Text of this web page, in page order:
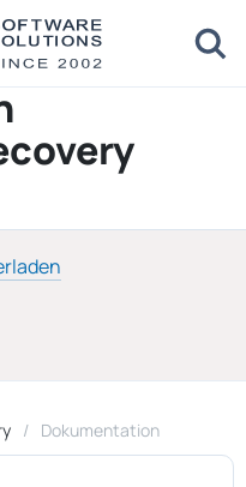
Dokumentation